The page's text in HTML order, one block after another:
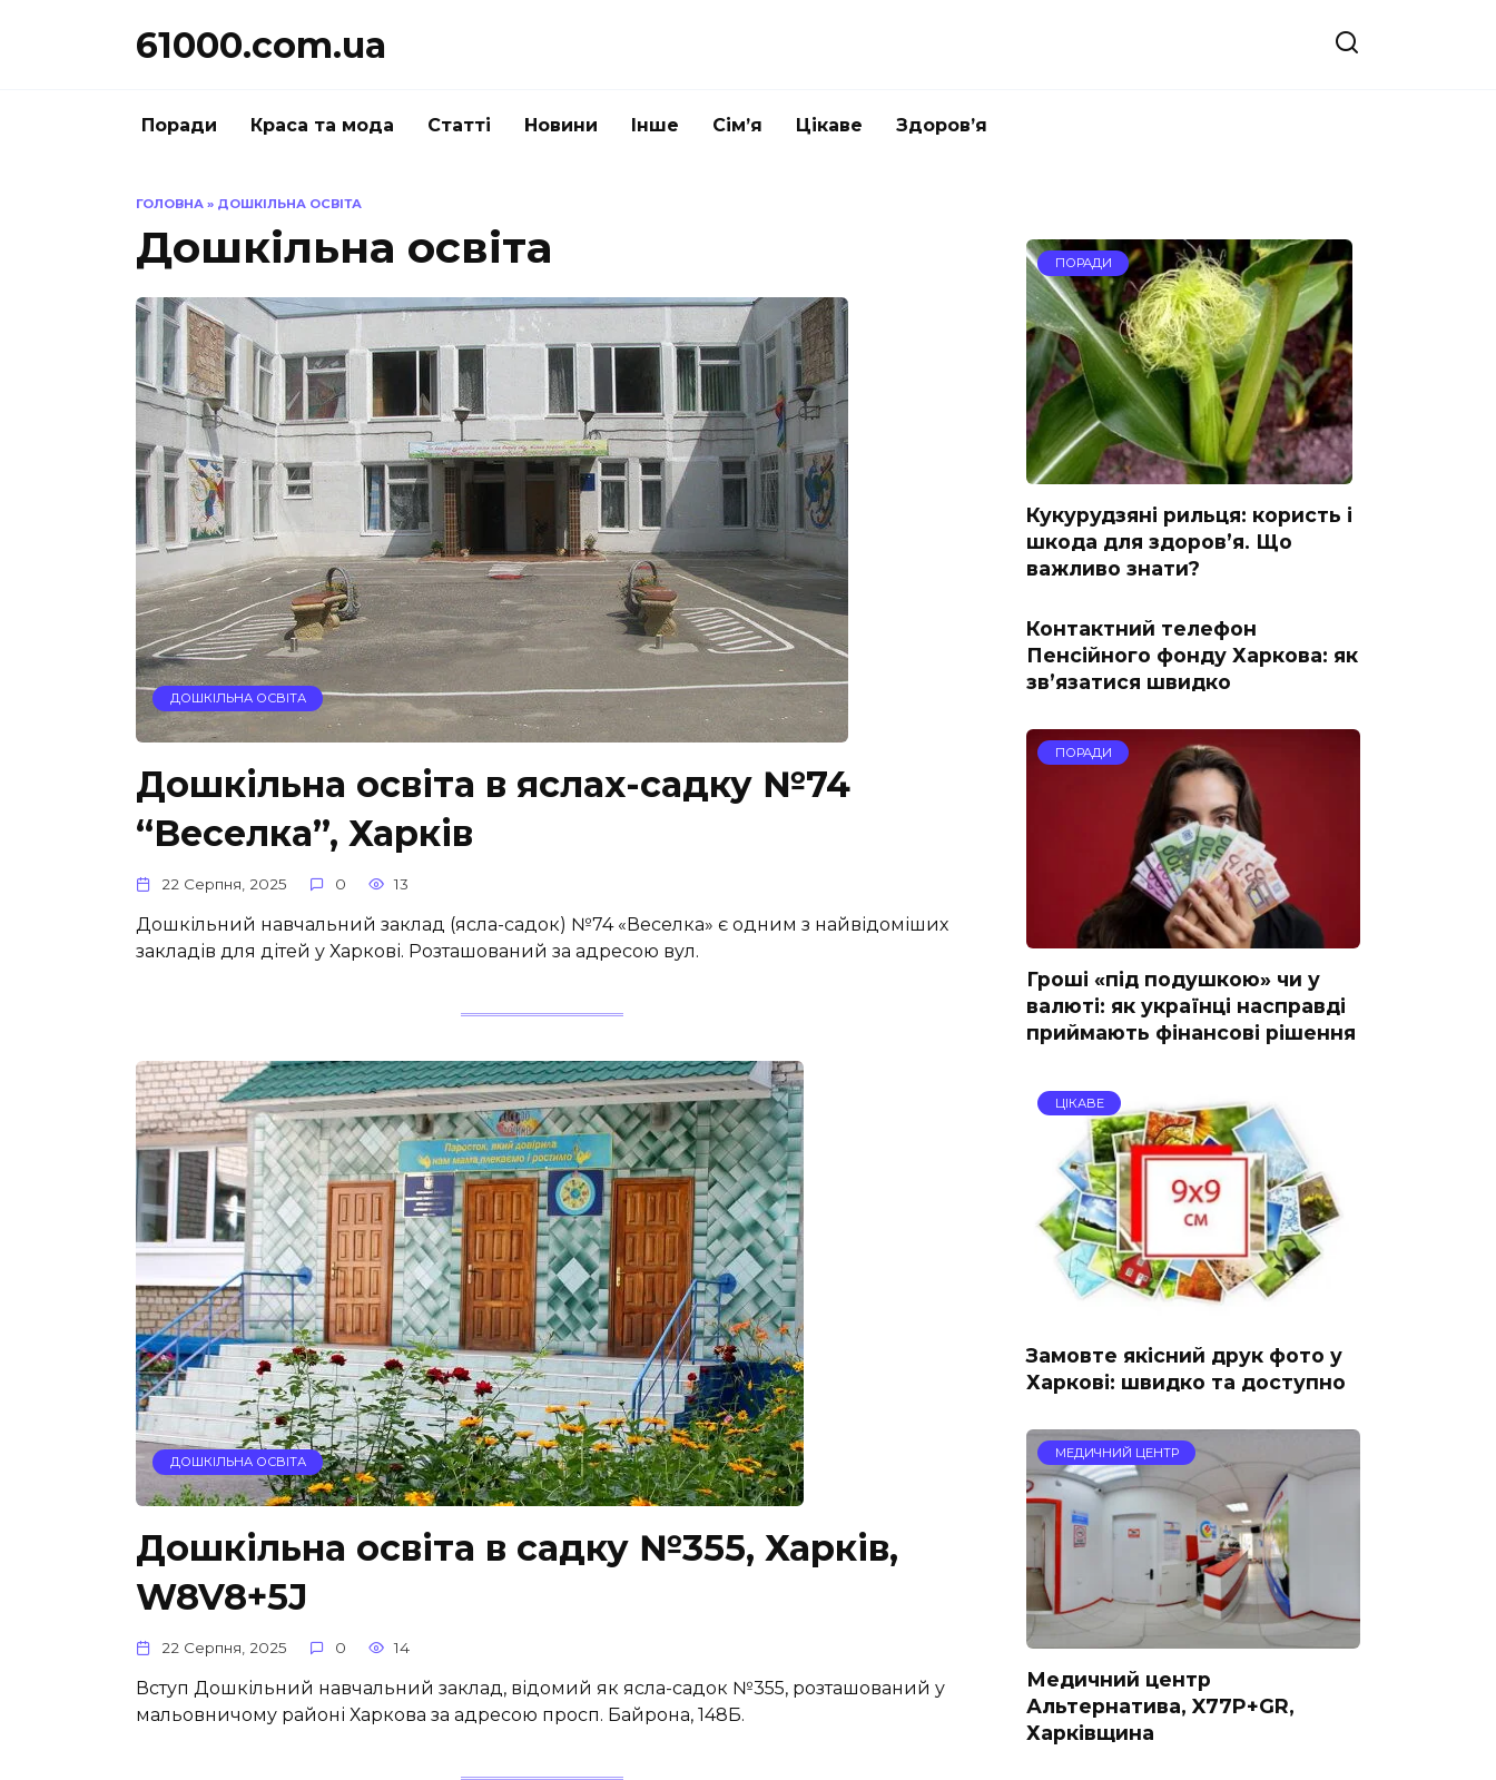
61000.com.ua
Поради Краса та мода Статті Новини Інше Сім’я Цікаве Здоров’я
ГОЛОВНА » ДОШКІЛЬНА ОСВІТА
Дошкільна освіта
ДОШКІЛЬНА ОСВІТА
Дошкільна освіта в яслах-садку №74
“Веселка”, Харків
22 Серпня, 2025 0 13
Дошкільний навчальний заклад (ясла-садок) №74 «Веселка» є одним з найвідоміших
закладів для дітей у Харкові. Розташований за адресою вул.
ДОШКІЛЬНА ОСВІТА
Дошкільна освіта в садку №355, Харків,
W8V8+5J
22 Серпня, 2025 0 14
Вступ Дошкільний навчальний заклад, відомий як ясла-садок №355, розташований у
мальовничому районі Харкова за адресою просп. Байрона, 148Б.
ПОРАДИ
Кукурудзяні рильця: користь і
шкода для здоров’я. Що
важливо знати?
Контактний телефон
Пенсійного фонду Харкова: як
зв’язатися швидко
ПОРАДИ
Гроші «під подушкою» чи у
валюті: як українці насправді
приймають фінансові рішення
ЦІКАВЕ
Замовте якісний друк фото у
Харкові: швидко та доступно
МЕДИЧНИЙ ЦЕНТР
Медичний центр
Альтернатива, X77P+GR,
Харківщина